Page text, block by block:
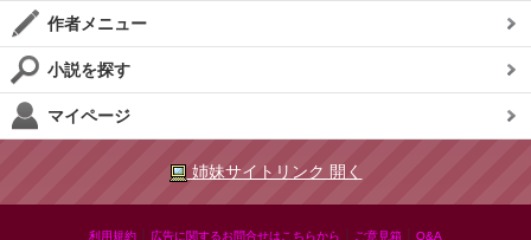
作者メニュー
小説を探す
マイページ
姉妹サイトリンク 開く
利用規約 広告に関するお問合せはこちらから ご意見箱 Q&A